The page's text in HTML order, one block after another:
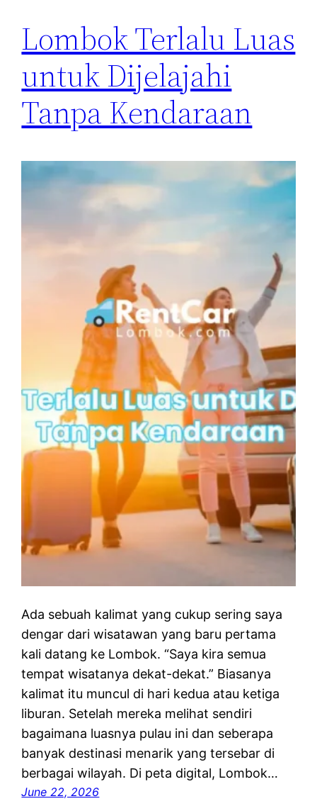
Lombok Terlalu Luas
untuk Dijelajahi
Tanpa Kendaraan
Ada sebuah kalimat yang cukup sering saya
dengar dari wisatawan yang baru pertama
kali datang ke Lombok. “Saya kira semua
tempat wisatanya dekat-dekat.” Biasanya
kalimat itu muncul di hari kedua atau ketiga
liburan. Setelah mereka melihat sendiri
bagaimana luasnya pulau ini dan seberapa
banyak destinasi menarik yang tersebar di
berbagai wilayah. Di peta digital, Lombok…
June 22, 2026